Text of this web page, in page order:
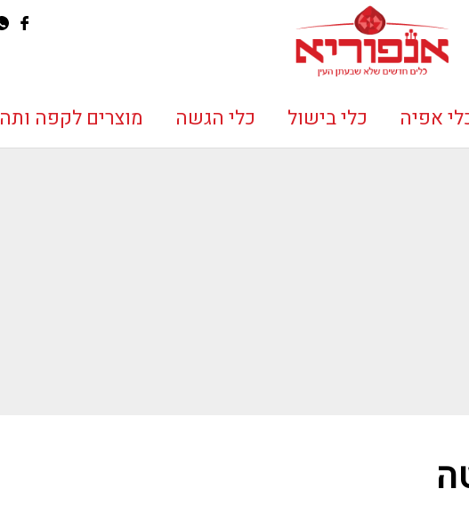
אפיה כלי בישול כלי הגשה מוצרים לקפה ותה